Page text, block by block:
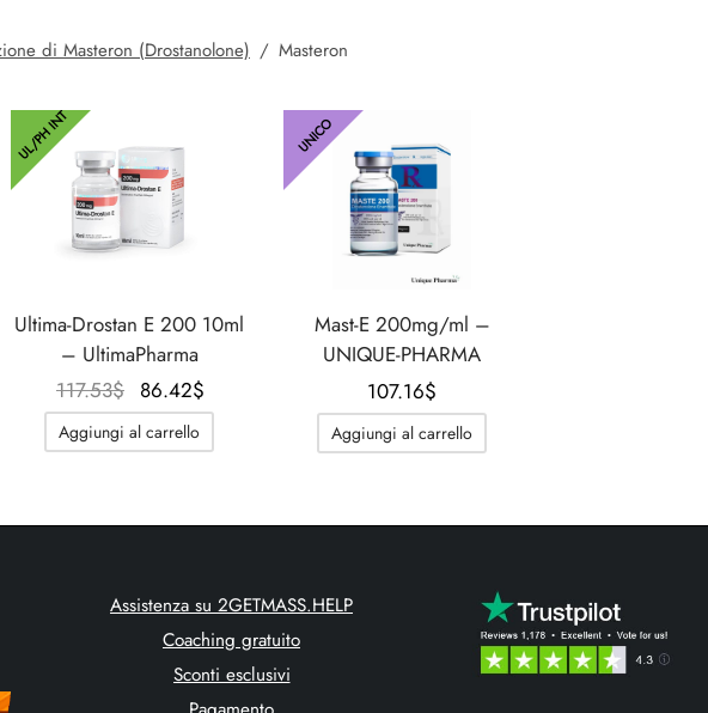
di Masteron (Drostanolone) / Masteron
UL/PH INT
Ultima-Drostan E 200 10ml
– UltimaPharma
117.53$
Il
prezzo
originale
86.42$
prezzo
Aggiungi al carrello
UNICO
Mast-E 200mg/ml –
UNIQUE-PHARMA
107.16$
Aggiungi al carrello
Assistenza su 2GETMASS.HELP
Coaching gratuito
Sconti esclusivi